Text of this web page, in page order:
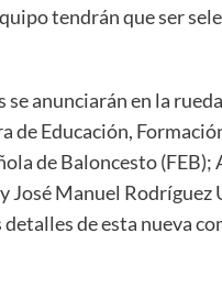
tendrán que ser
anunciarán en la
de Educación,
de Baloncesto
José Manuel
de esta nueva